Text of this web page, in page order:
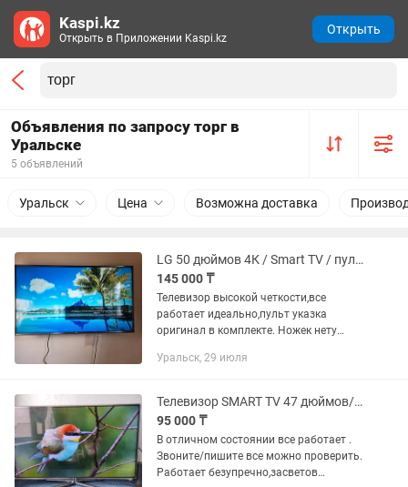
Объявления по запросу торг в
Уральске
5 объявлений
Уральск Цена Возможна доставка
LG 50 дюймов 4К / Smart TV / пульт указка /в пленке/супер состояние.
145 000 ₸
Телевизор высокой четкости,все
работает идеально,пульт указка
оригинал в комплекте. Ножек нету
есть.
Уральск, 29 июля
Телевизор SMART TV 47 дюймов/YOUTUBE/КиноПоиск/ WIFI/samsung
95 000 ₸
В отличном состоянии все работает .
Звоните/пишите все можно проверить.
Работает безупречно,засветов
Kaspi.kz
Открыть в Приложении Kaspi.kz
Открыть